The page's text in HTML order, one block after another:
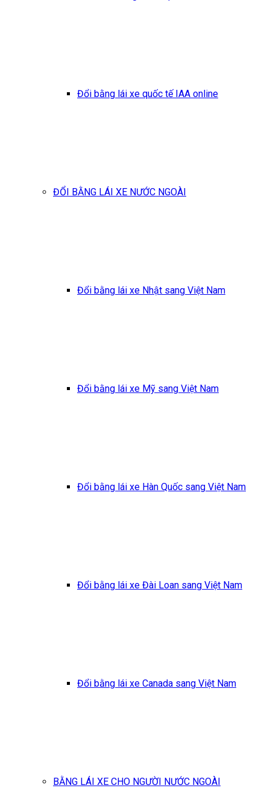
Đổi bằng lái xe quốc tế IAA online
ĐỔI BẰNG LÁI XE NƯỚC NGOÀI
Đổi bằng lái xe Nhật sang Việt Nam
Đổi bằng lái xe Mỹ sang Việt Nam
Đổi bằng lái xe Hàn Quốc sang Việt Nam
Đổi bằng lái xe Đài Loan sang Việt Nam
Đổi bằng lái xe Canada sang Việt Nam
BẰNG LÁI XE CHO NGƯỜI NƯỚC NGOÀI